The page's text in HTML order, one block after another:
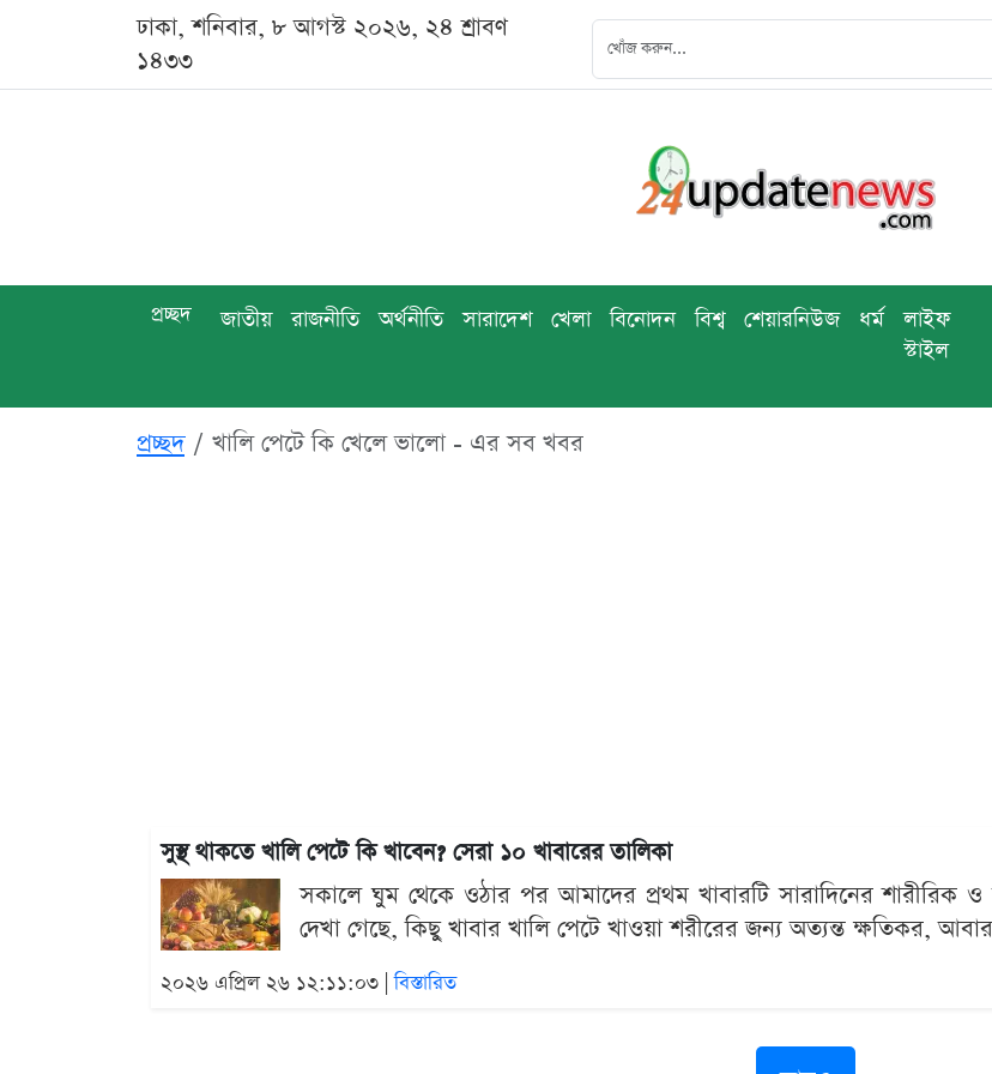
ঢাকা, শনিবার, ৮ আগস্ট ২০২৬, ২৪ শ্রাবণ
১৪৩৩
প্রচ্ছদ জাতীয় রাজনীতি অর্থনীতি সারাদেশ খেলা বিনোদন বিশ্ব শেয়ারনিউজ ধর্ম
লাইফ
স্টাইল
প্রচ্ছদ খালি পেটে কি খেলে ভালো - এর সব খবর
সুস্থ থাকতে খালি পেটে কি খাবেন? সেরা ১০ খাবারের তালিকা
সকালে ঘুম থেকে ওঠার পর আমাদের প্রথম খাবারটি সারাদিনের শারীরিক
দেখা গেছে, কিছু খাবার খালি পেটে খাওয়া শরীরের জন্য অত্যন্ত ক্ষতিকর,
২০২৬ এপ্রিল ২৬ ১২:১১:০৩ |বিস্তারিত